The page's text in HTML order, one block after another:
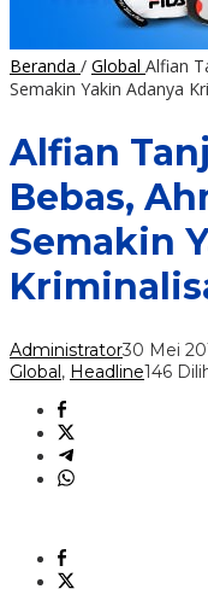
Beranda / Global Alfian
Semakin Yakin Adanya
Alfian
Bebas,
Semakin
Administrator30 Mei
Global, Headline146